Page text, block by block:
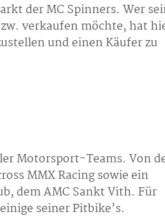
der MC Spinners. Wer
verkaufen möchte, hat
und einen Käufer zu
Motorsport-Teams. Von
MMX Racing sowie ein
dem AMC Sankt Vith. Für
seiner Pitbike’s.